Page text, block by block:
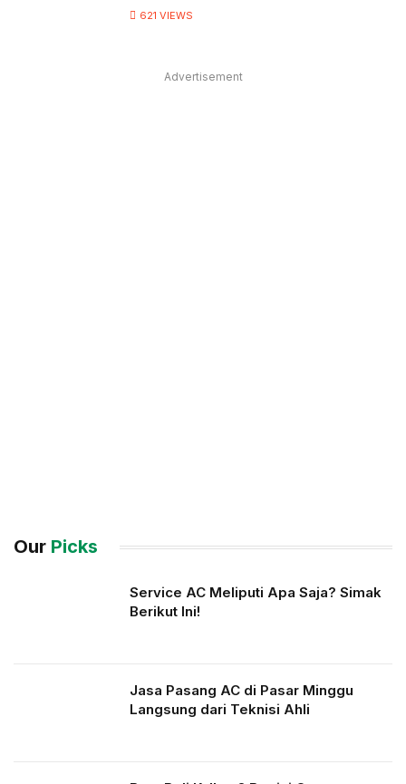
621 VIEWS
Advertisement
Our Picks
Service AC Meliputi Apa Saja? Simak
Berikut Ini!
Jasa Pasang AC di Pasar Minggu
Langsung dari Teknisi Ahli